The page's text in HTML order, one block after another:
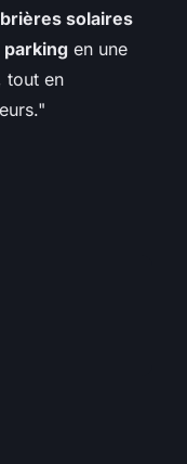
solaires
parking en une
tout en